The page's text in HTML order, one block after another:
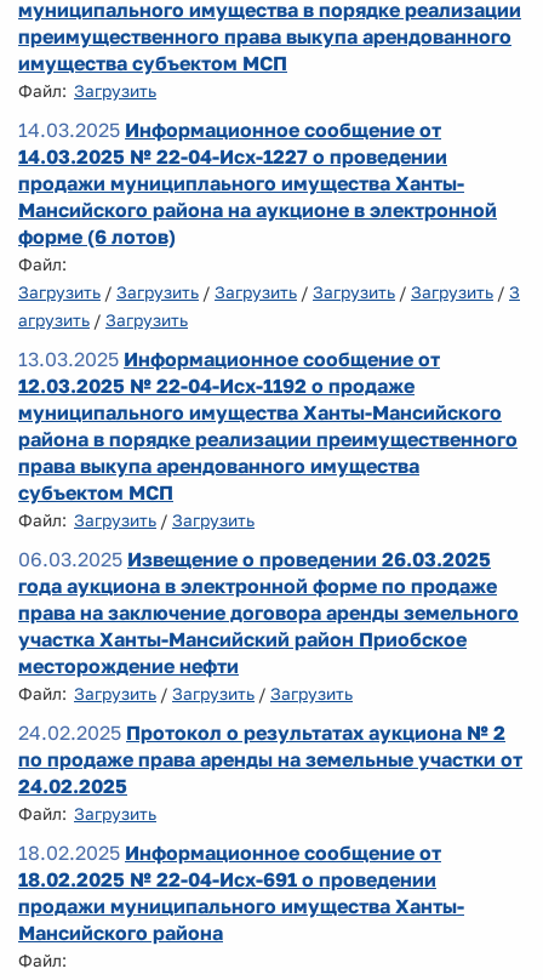
муниципального имущества в порядке реализации
преимущественного права выкупа арендованного
имущества субъектом МСП
Файл: Загрузить
14.03.2025 Информационное сообщение от
14.03.2025 № 22-04-Исх-1227 о проведении
продажи мунициплаьного имущества Ханты-
Мансийского района на аукционе в электронной
форме (6 лотов)
Файл:
Загрузить / Загрузить / Загрузить / Загрузить / Загрузить / З
агрузить / Загрузить
13.03.2025 Информационное сообщение от
12.03.2025 № 22-04-Исх-1192 о продаже
муниципального имущества Ханты-Мансийского
района в порядке реализации преимущественного
права выкупа арендованного имущества
субъектом МСП
Файл: Загрузить / Загрузить
06.03.2025 Извещение о проведении 26.03.2025
года аукциона в электронной форме по продаже
права на заключение договора аренды земельного
участка Ханты-Мансийский район Приобское
месторождение нефти
Файл: Загрузить / Загрузить / Загрузить
24.02.2025 Протокол о результатах аукциона № 2
по продаже права аренды на земельные участки от
24.02.2025
Файл: Загрузить
18.02.2025 Информационное сообщение от
18.02.2025 № 22-04-Исх-691 о проведении
продажи муниципального имущества Ханты-
Мансийского района
Файл: